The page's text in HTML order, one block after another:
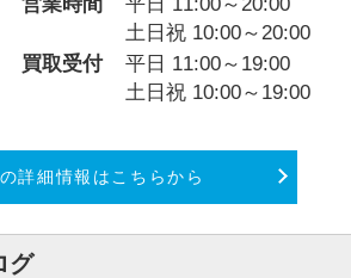
土日祝 10:00～20:00
買取受付
平日 11:00～19:00
土日祝 10:00～19:00
詳細情報はこちらから
グ